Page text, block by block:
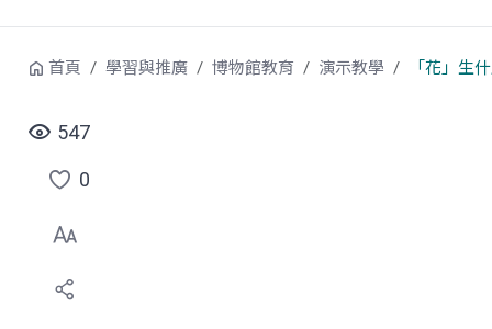
首頁 學習與推廣 博物館教育 演示教學 「花」生
547
點
選
喜
0